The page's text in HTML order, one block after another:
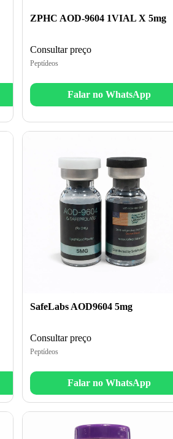
ZPHC AOD-9604 1VIAL X 5mg
Consultar preço
Peptídeos
Falar no WhatsApp
SafeLabs AOD9604 5mg
Consultar preço
Peptídeos
Falar no WhatsApp